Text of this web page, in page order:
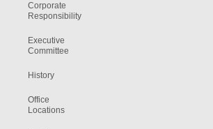
Corporate
Responsibility
Executive
Committee
History
Office
Locations